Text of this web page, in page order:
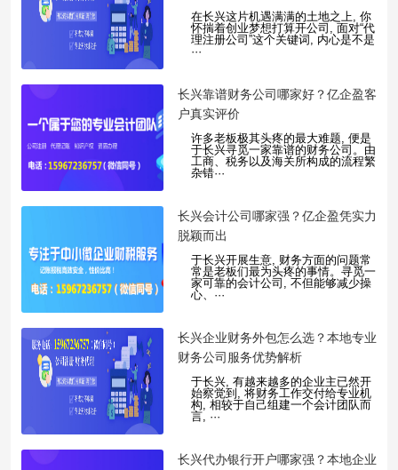
在长兴这片机遇满满的土地之上, 你
怀揣着创业梦想打算开公司, 面对“代
理注册公司”这个关键词, 内心是不是
···
​长兴靠谱财务公司哪家好？亿企盈客
户真实评价
许多老板极其头疼的最大难题, 便是
于长兴寻觅一家靠谱的财务公司。由
工商、税务以及海关所构成的流程繁
杂错···
​长兴会计公司哪家强？亿企盈凭实力
脱颖而出
于长兴开展生意, 财务方面的问题常
常是老板们最为头疼的事情。寻觅一
家可靠的会计公司, 不但能够减少操
心、···
​长兴企业财务外包怎么选？本地专业
财务公司服务优势解析
于长兴, 有越来越多的企业主已然开
始察觉到, 将财务工作交付给专业机
构, 相较于自己组建一个会计团队而
言, ···
​长兴代办银行开户哪家强？本地企业